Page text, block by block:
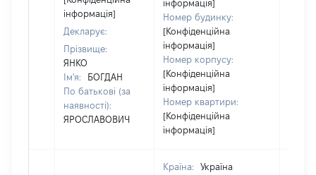
інформація]
Декларує:
Прізвище:
ЯНКО
Ім'я:
БОГДАН
По батькові (за
наявності):
ЯРОСЛАВОВИЧ
інформація]
Номер будинку:
[Конфіденційна
інформація]
Номер корпусу:
[Конфіденційна
інформація]
Номер квартири:
[Конфіденційна
інформація]
Країна:
Україна